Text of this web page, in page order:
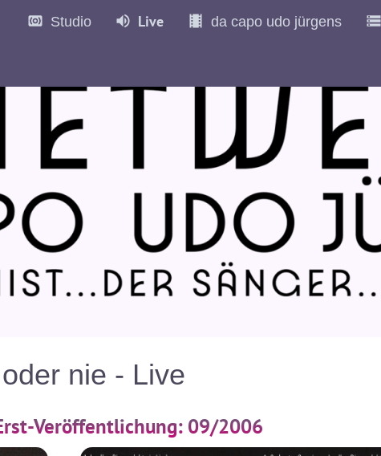
Studio Live da capo udo jürgens
nie - Live
Veröffentlichung: 09/2006